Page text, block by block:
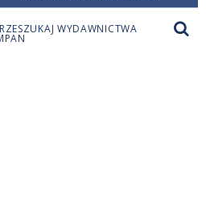
WYDAWNICTWA